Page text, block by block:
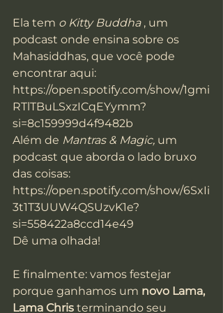
Ela tem o Kitty Buddha , um
podcast onde ensina sobre os
Mahasiddhas, que você pode
encontrar aqui:
https://open.spotify.com/show/1gmi
RTlTBuLSxzICqEYymm?
si=8c159999d4f9482b
Além de Mantras & Magic, um
podcast que aborda o lado bruxo
das coisas:
https://open.spotify.com/show/6SxIi
3t1T3UUW4QSUzvK1e?
si=558422a8ccd14e49
Dê uma olhada!
E finalmente: vamos festejar
porque ganhamos um novo Lama,
Lama Chris terminando seu